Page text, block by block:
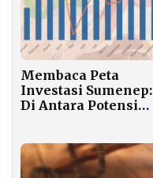
Membaca Peta
Investasi Sumenep:
Di Antara Potensi
Ketimpangan
Regional